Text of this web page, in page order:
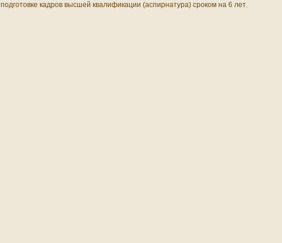
подготовке кадров высшей квалификации (аспирнатура) сроком на 6 лет.